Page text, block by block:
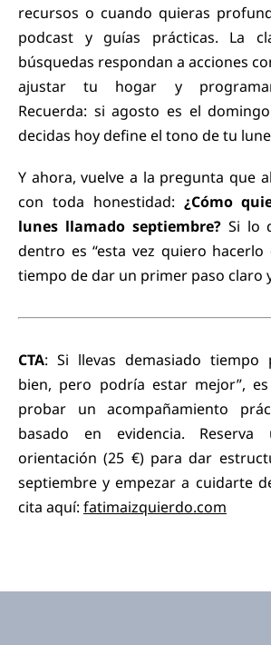
recursos o cuando quieras
podcast y guías prácticas. La
búsquedas respondan a acciones
ajustar tu hogar y programar
Recuerda: si agosto es el
decidas hoy define el tono de tu
Y ahora, vuelve a la pregunta que
con toda honestidad: ¿Cómo
lunes llamado septiembre?Si lo
dentro es “esta vez quiero hacerlo
tiempo de dar un primer paso claro
CTA: Si llevas demasiado tiempo
bien, pero podría estar mejor”,
probar un acompañamiento
basado en evidencia.
orientación (25 €) para dar
septiembre y empezar a cuidarte
cita aquí: fatimaizquierdo.com